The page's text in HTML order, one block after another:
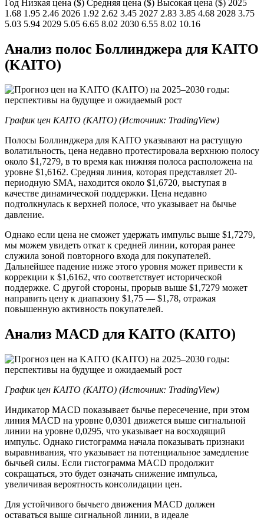
Год Низкая цена ($) Средняя цена ($) Высокая цена ($) 2025
1.68 1.95 2.46 2026 1.92 2.62 3.45 2027 2.83 3.85 4.68 2028 3.75
5.03 5.94 2029 5.05 6.65 8.02 2030 6.55 8.02 10.16
Анализ полос Боллинджера для KAITO
(KAITO)
График цен KAITO (KAITO) (Источник: TradingView)
Полосы Боллинджера для KAITO указывают на растущую
волатильность, цена недавно протестировала верхнюю полосу
около $1,7279, в то время как нижняя полоса расположена на
уровне $1,6162. Средняя линия, которая представляет 20-
периодную SMA, находится около $1,6720, выступая в
качестве динамической поддержки. Цена недавно
подтолкнулась к верхней полосе, что указывает на бычье
давление.
Однако если цена не сможет удержать импульс выше $1,7279,
мы можем увидеть откат к средней линии, которая ранее
служила зоной повторного входа для покупателей.
Дальнейшее падение ниже этого уровня может привести к
коррекции к $1,6162, что соответствует исторической
поддержке. С другой стороны, прорыв выше $1,7279 может
направить цену к диапазону $1,75 — $1,78, отражая
повышенную активность покупателей.
Анализ MACD для KAITO (KAITO)
График цен KAITO (KAITO) (Источник: TradingView)
Индикатор MACD показывает бычье пересечение, при этом
линия MACD на уровне 0,0301 движется выше сигнальной
линии на уровне 0,0295, что указывает на восходящий
импульс. Однако гистограмма начала показывать признаки
выравнивания, что указывает на потенциальное замедление
бычьей силы. Если гистограмма MACD продолжит
сокращаться, это будет означать снижение импульса,
увеличивая вероятность консолидации цен.
Для устойчивого бычьего движения MACD должен
оставаться выше сигнальной линии, в идеале